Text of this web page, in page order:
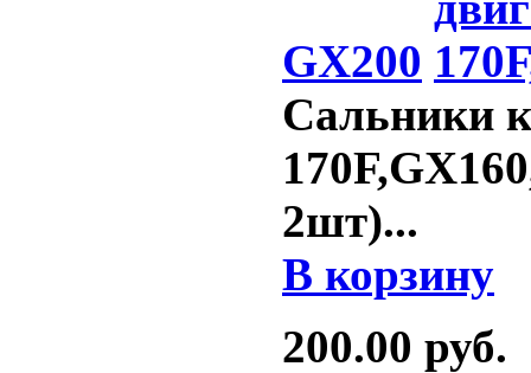
GX200
Сальники
2шт)...
В корзину
200.00 руб.